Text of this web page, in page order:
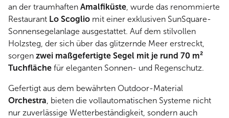
an der traumhaften Amalfiküste, wurde das renommierte
Restaurant Lo Scoglio mit einer exklusiven SunSquare-
Sonnensegelanlage ausgestattet. Auf dem stilvollen
Holzsteg, der sich über das glitzernde Meer erstreckt,
sorgen zwei maßgefertigte Segel mit je rund 70 m²
Tuchfläche für eleganten Sonnen- und Regenschutz.
Gefertigt aus dem bewährten Outdoor-Material
Orchestra, bieten die vollautomatischen Systeme nicht
nur zuverlässige Wetterbeständigkeit, sondern auch